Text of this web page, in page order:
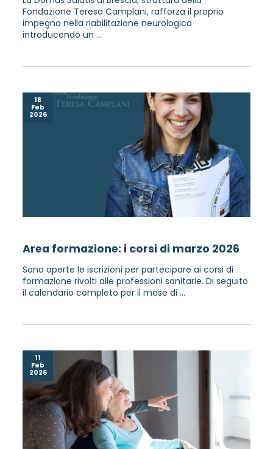
Fondazione Teresa Camplani, rafforza il proprio
impegno nella riabilitazione neurologica
introducendo un ...
18
Feb
2026
Area formazione: i corsi di marzo 2026
Sono aperte le iscrizioni per partecipare ai corsi di
formazione rivolti alle professioni sanitarie. Di seguito
il calendario completo per il mese di ...
11
Feb
2026